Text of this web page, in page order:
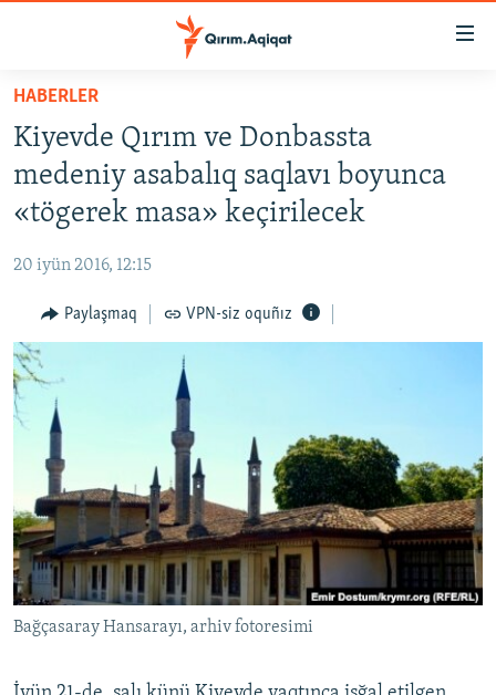
Esas
qaytmaq
Baş
navigatsiyağa
qaytmaq
Qıdıruvğa
qaytmaq
HABERLER
SİYASET
İQTİSADİYAT
MEDENİYET
İNSAN AQLARI
VİDEO
SÜRET
BLOGLAR
FİKİR
Русский
Українською
QOŞULIÑIZ!
HABERLER
Kiyevde Qırım ve Donbassta
medeniy asabalıq saqlavı boyunca
«tögerek masa» keçirilecek
20 iyün 2016, 12:15
Paylaşmaq VPN-siz oquñız
Bağçasaray Hansarayı, arhiv fotoresimi